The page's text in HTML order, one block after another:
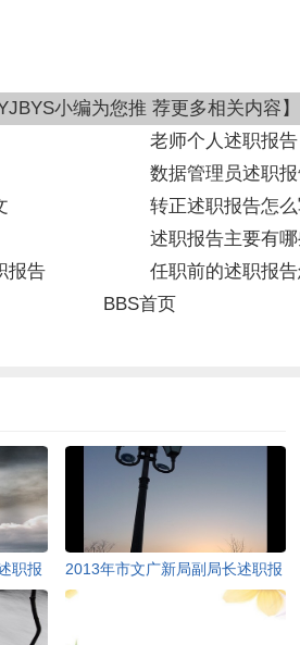
YJBYS小编为您推 荐更多相关内容】
老师个人述职报告
数据管理员述职
转正述职报告怎
述职报告主要有
报告
任职前的述职报
BBS首页
职报
2013年市文广新局副局长述职报